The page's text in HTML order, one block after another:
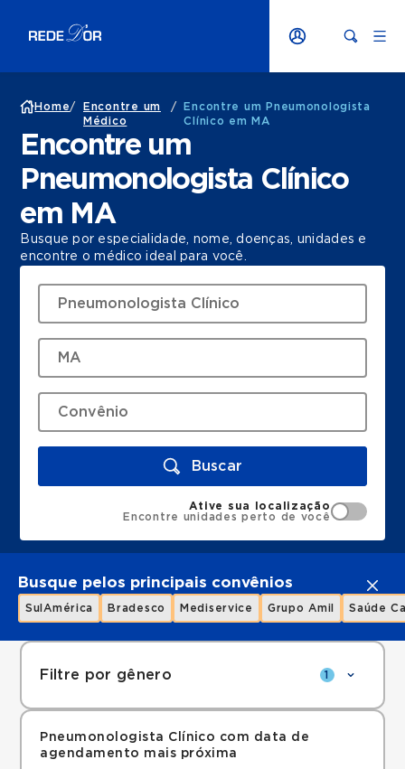
Home/
Encontre um
Médico
/
Encontre um Pneumonologista
Clínico em MA
Encontre um
Pneumonologista Clínico
em MA
Busque por especialidade, nome, doenças, unidades e
encontre o médico ideal para você.
Buscar
Ative sua localização
Encontre unidades perto de você
Busque pelos principais convênios
SulAmérica Bradesco Mediservice Grupo Amil Saúde
Filtre por gênero 1
Pneumonologista Clínico com data de
agendamento mais próxima